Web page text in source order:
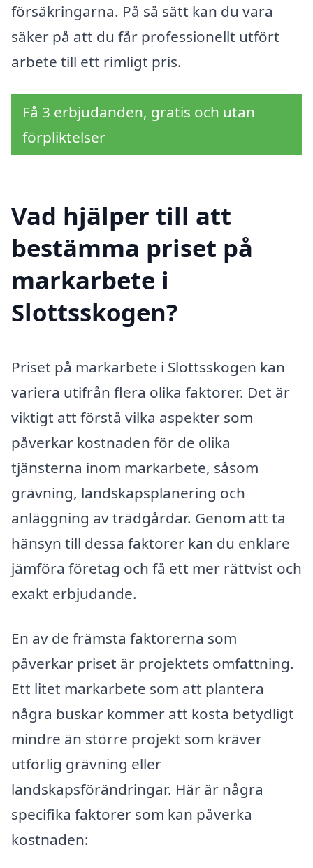
försäkringarna. På så sätt kan du vara
säker på att du får professionellt utfört
arbete till ett rimligt pris.
Få 3 erbjudanden, gratis och utan
förpliktelser
Vad hjälper till att
bestämma priset på
markarbete i
Slottsskogen?
Priset på markarbete i Slottsskogen kan
variera utifrån flera olika faktorer. Det är
viktigt att förstå vilka aspekter som
påverkar kostnaden för de olika
tjänsterna inom markarbete, såsom
grävning, landskapsplanering och
anläggning av trädgårdar. Genom att ta
hänsyn till dessa faktorer kan du enklare
jämföra företag och få ett mer rättvist och
exakt erbjudande.
En av de främsta faktorerna som
påverkar priset är projektets omfattning.
Ett litet markarbete som att plantera
några buskar kommer att kosta betydligt
mindre än större projekt som kräver
utförlig grävning eller
landskapsförändringar. Här är några
specifika faktorer som kan påverka
kostnaden: